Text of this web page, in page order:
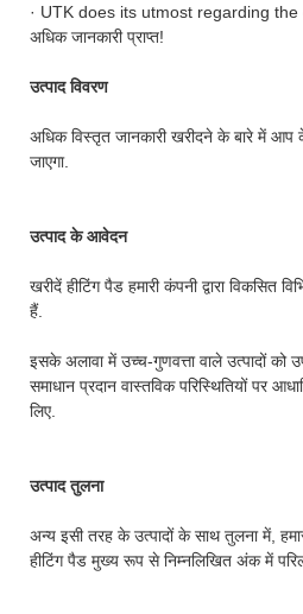
· UTK does its utmost regarding
अधिक जानकारी प्राप्त!
उत्पाद विवरण
अधिक विस्तृत जानकारी खरीदने के बारे में आप
जाएगा.
उत्पाद के आवेदन
खरीदें हीटिंग पैड हमारी कंपनी द्वारा विकसित
हैं.
इसके अलावा में उच्च-गुणवत्ता वाले उत्पादों को
समाधान प्रदान वास्तविक परिस्थितियों पर
लिए.
उत्पाद तुलना
अन्य इसी तरह के उत्पादों के साथ तुलना में,
हीटिंग पैड मुख्य रूप से निम्नलिखित अंक में